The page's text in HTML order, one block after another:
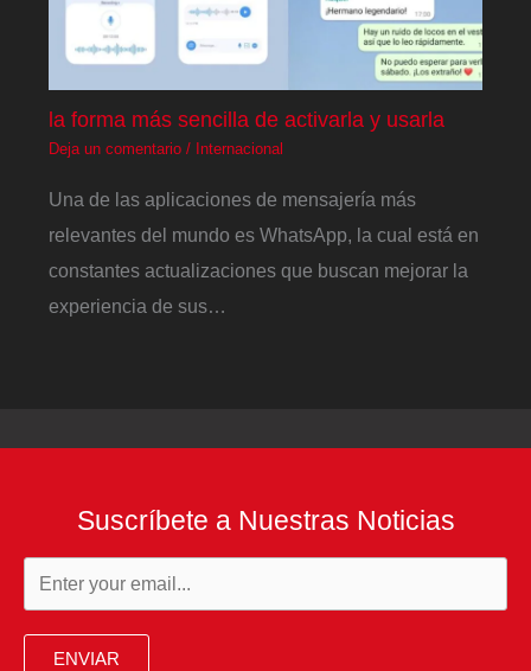
la forma más sencilla de activarla y usarla
Deja un comentario / Internacional
Una de las aplicaciones de mensajería más
relevantes del mundo es WhatsApp, la cual está en
constantes actualizaciones que buscan mejorar la
experiencia de sus…
Suscríbete a Nuestras Noticias
ENVIAR